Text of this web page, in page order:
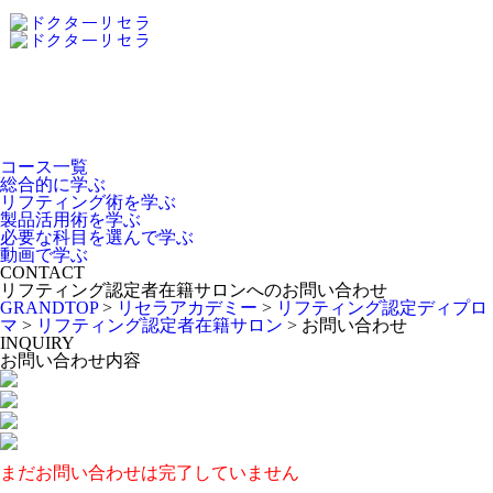
Dr.Recella Academy
について
コース一覧
総合的に学ぶ
リフティング術を学ぶ
製品活用術を学ぶ
必要な科目を選んで学ぶ
動画で学ぶ
CONTACT
リフティング認定者在籍サロンへのお問い合わせ
GRANDTOP> リセラアカデミー > リフティング認定ディプロ
マ > リフティング認定者在籍サロン > お問い合わせ
INQUIRY
お問い合わせ内容
まだお問い合わせは完了していません